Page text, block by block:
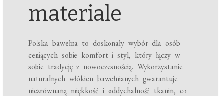
materiale
Polska bawełna to doskonały wybór dla osób
ceniących sobie komfort i styl, który łączy w
sobie tradycję z nowoczesnością. Wykorzystanie
naturalnych włókien bawełnianych gwarantuje
niezrównaną miękkość i oddychalność tkanin, co